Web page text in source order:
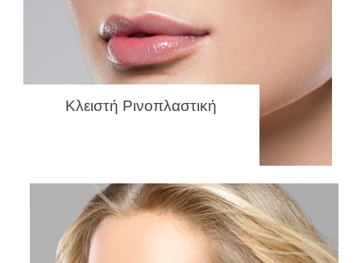
Κλειστή Ρινοπλαστική